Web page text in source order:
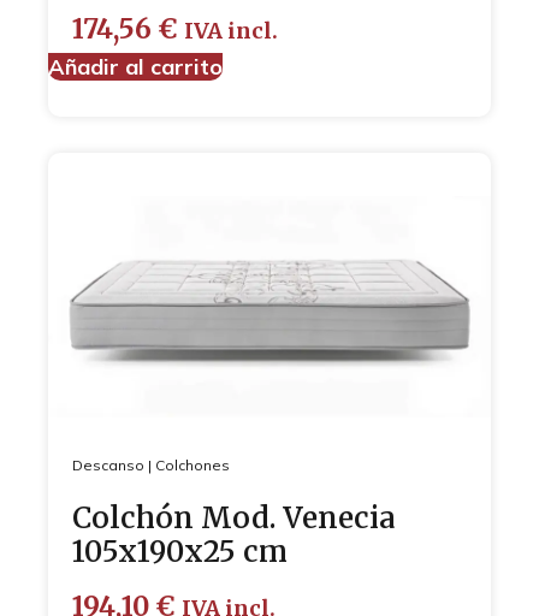
174,56 € IVA incl.
Añadir al carrito
Descanso | Colchones
Colchón Mod. Venecia
105x190x25 cm
194,10 € IVA incl.